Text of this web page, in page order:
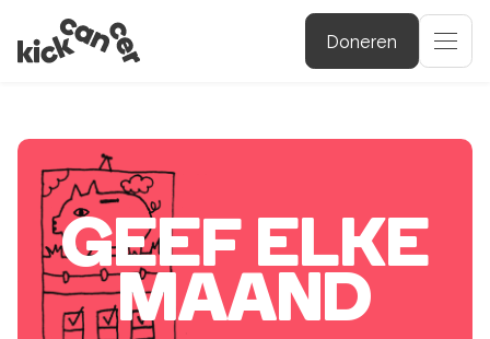
Doneren
GEEF ELKE
MAAND